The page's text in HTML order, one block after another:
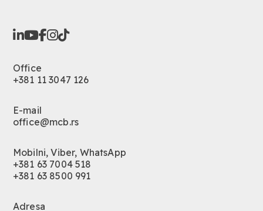
Office
+381 11 3047 126
E-mail
office@mcb.rs
Mobilni, Viber, WhatsApp
+381 63 7004 518
+381 63 8500 991
Adresa